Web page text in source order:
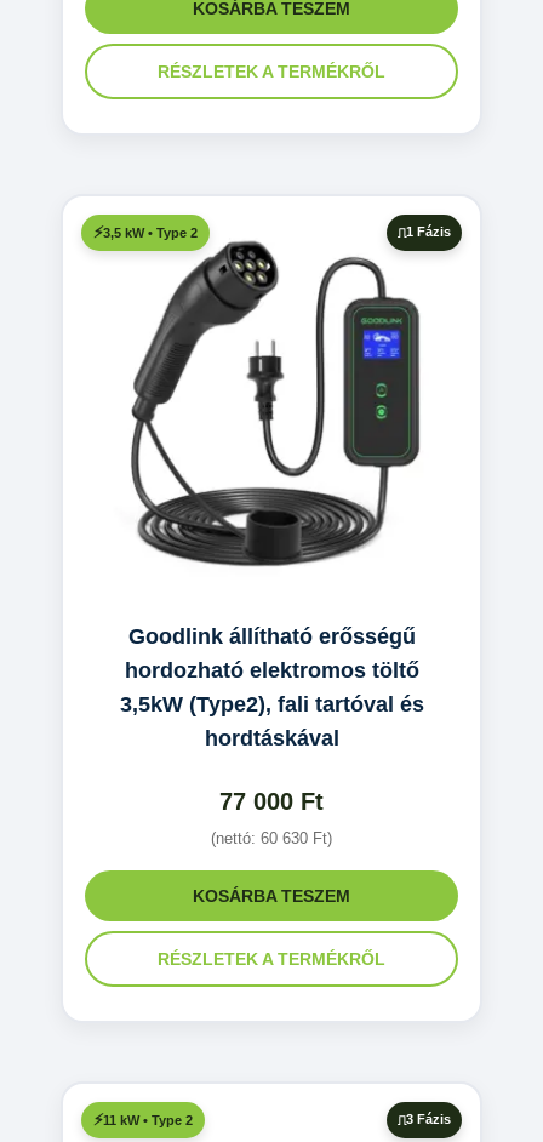
KOSÁRBA TESZEM
RÉSZLETEK A TERMÉKRŐL
3,5 kW • Type 2 1 Fázis
Goodlink állítható erősségű
hordozható elektromos töltő
3,5kW (Type2), fali tartóval és
hordtáskával
77 000 Ft
(nettó: 60 630 Ft)
KOSÁRBA TESZEM
RÉSZLETEK A TERMÉKRŐL
11 kW • Type 2 3 Fázis